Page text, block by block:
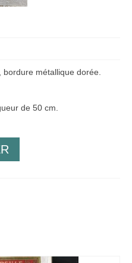
0,00€
métallique dorée.
de 50 cm.